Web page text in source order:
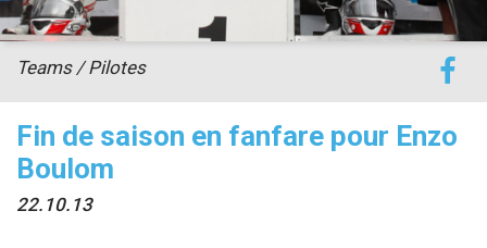
Fin de saison en fanfare pour Enzo
Boulom
22.10.13
Teams / Pilotes